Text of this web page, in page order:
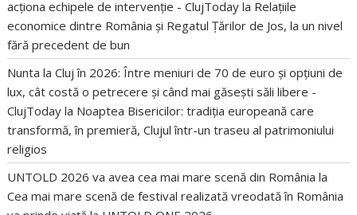
acționa echipele de intervenție - ClujToday la Relațiile
economice dintre România și Regatul Țărilor de Jos, la un nivel
fără precedent de bun
Nunta la Cluj în 2026: Între meniuri de 70 de euro și opțiuni de
lux, cât costă o petrecere și când mai găsești săli libere -
ClujToday la Noaptea Bisericilor: tradiția europeană care
transformă, în premieră, Clujul într-un traseu al patrimoniului
religios
UNTOLD 2026 va avea cea mai mare scenă din România la
Cea mai mare scenă de festival realizată vreodată în România